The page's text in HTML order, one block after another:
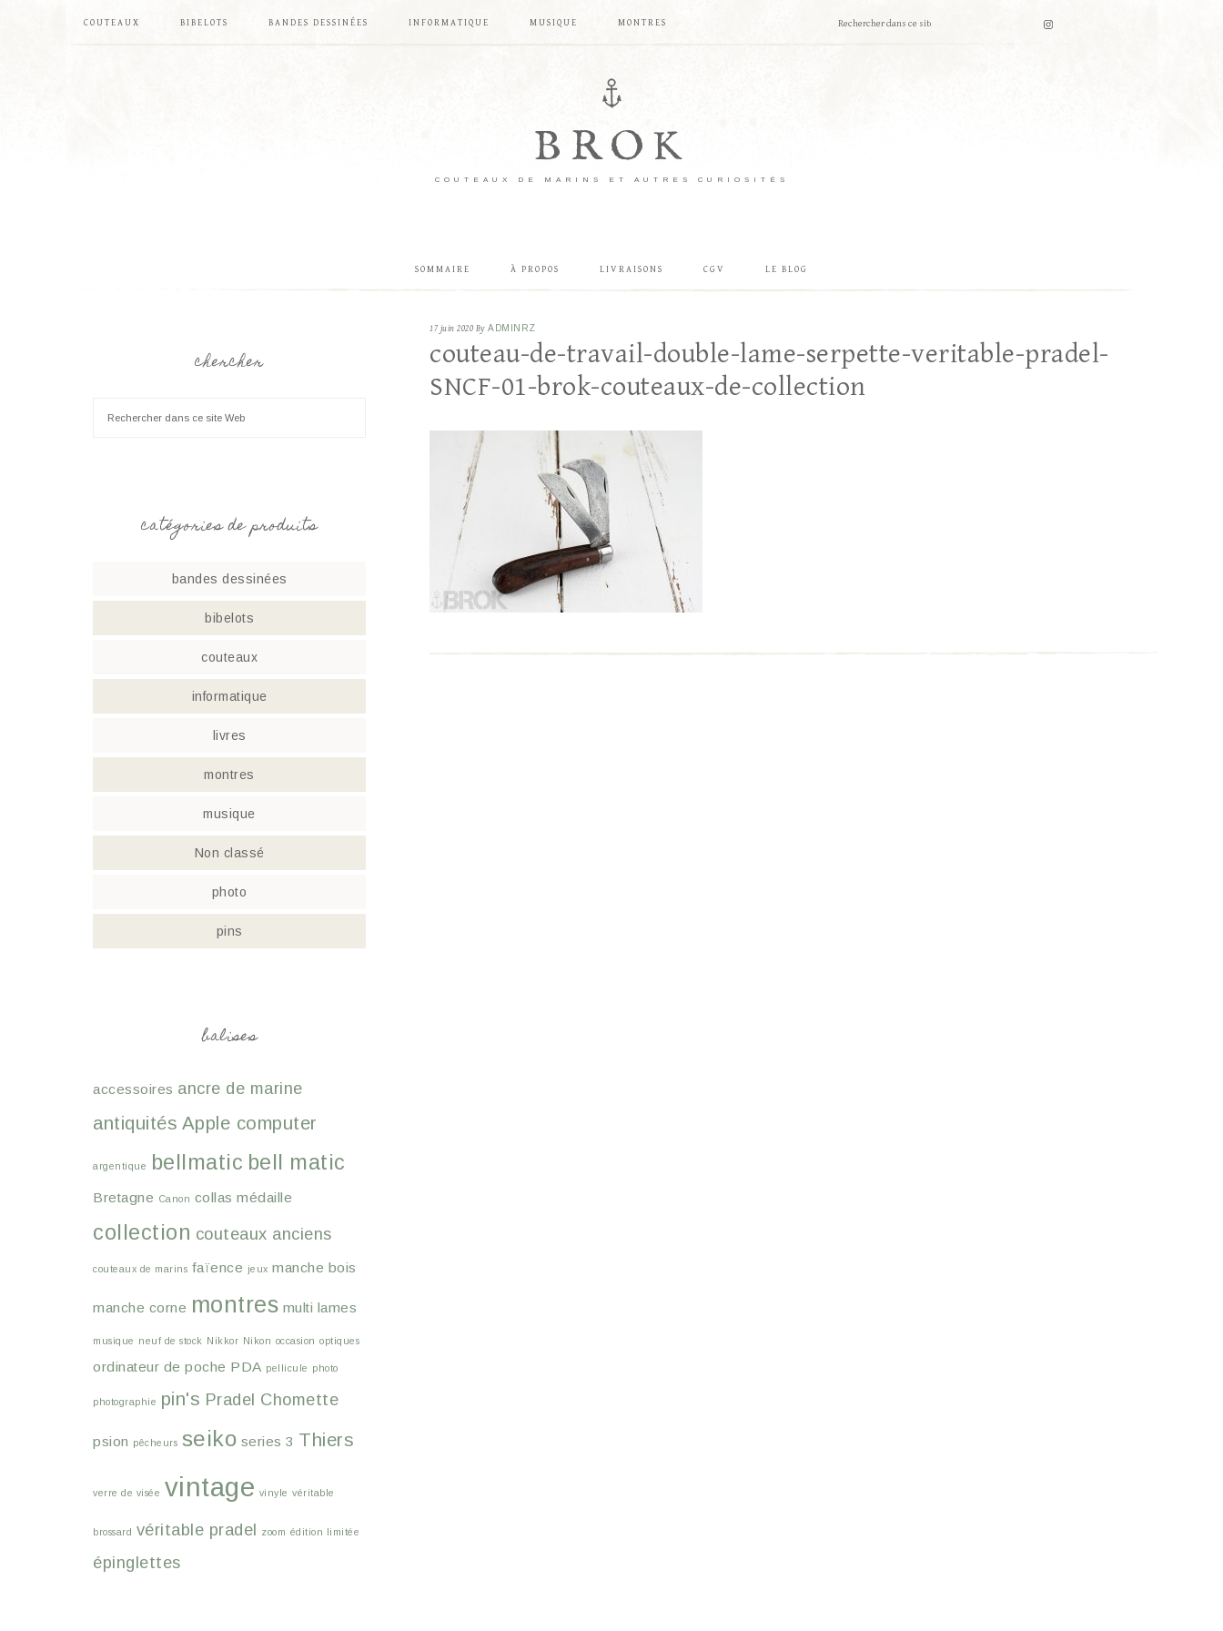
COUTEAUX BIBELOTS BANDES DESSINÉES INFORMATIQUE MUSIQUE MONTRES
BROK
COUTEAUX DE MARINS ET AUTRES CURIOSITÉS
SOMMAIRE À PROPOS LIVRAISONS CGV LE BLOG
17 juin 2020 By ADMINRZ
couteau-de-travail-double-lame-serpette-veritable-pradel-
SNCF-01-brok-couteaux-de-collection
chercher
catégories de produits
bandes dessinées
bibelots
couteaux
informatique
livres
montres
musique
Non classé
photo
pins
balises
accessoires ancre de marine
antiquités Apple computer
argentique bellmatic bell matic
Bretagne Canon collas médaille
collection couteaux anciens
couteaux de marins faïence jeux manche bois
manche corne montres multi lames
musique neuf de stock Nikkor Nikon occasion optiques
ordinateur de poche PDA pellicule photo
photographie pin's Pradel Chomette
psion pêcheurs seiko series 3 Thiers
verre de visée vintage vinyle véritable
brossard véritable pradel zoom édition limitée
épinglettes